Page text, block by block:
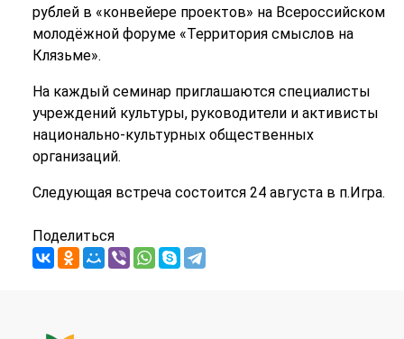
рублей в «конвейере проектов» на Всероссийском
молодёжной форуме «Территория смыслов на
Клязьме».
На каждый семинар приглашаются специалисты
учреждений культуры, руководители и активисты
национально-культурных общественных
организаций.
Следующая встреча состоится 24 августа в п.Игра.
Поделиться